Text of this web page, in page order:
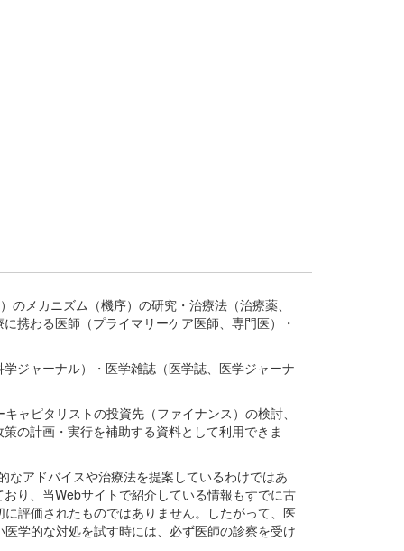
メカニズム（機序）の研究・治療法（治療薬、
携わる医師（プライマリーケア医師、専門医）・
ジャーナル）・医学雑誌（医学誌、医学ジャーナ
ャピタリストの投資先（ファイナンス）の検討、
の計画・実行を補助する資料として利用できま
アドバイスや治療法を提案しているわけではあ
り、当Webサイトで紹介している情報もすでに古
評価されたものではありません。したがって、医
学的な対処を試す時には、必ず医師の診察を受け